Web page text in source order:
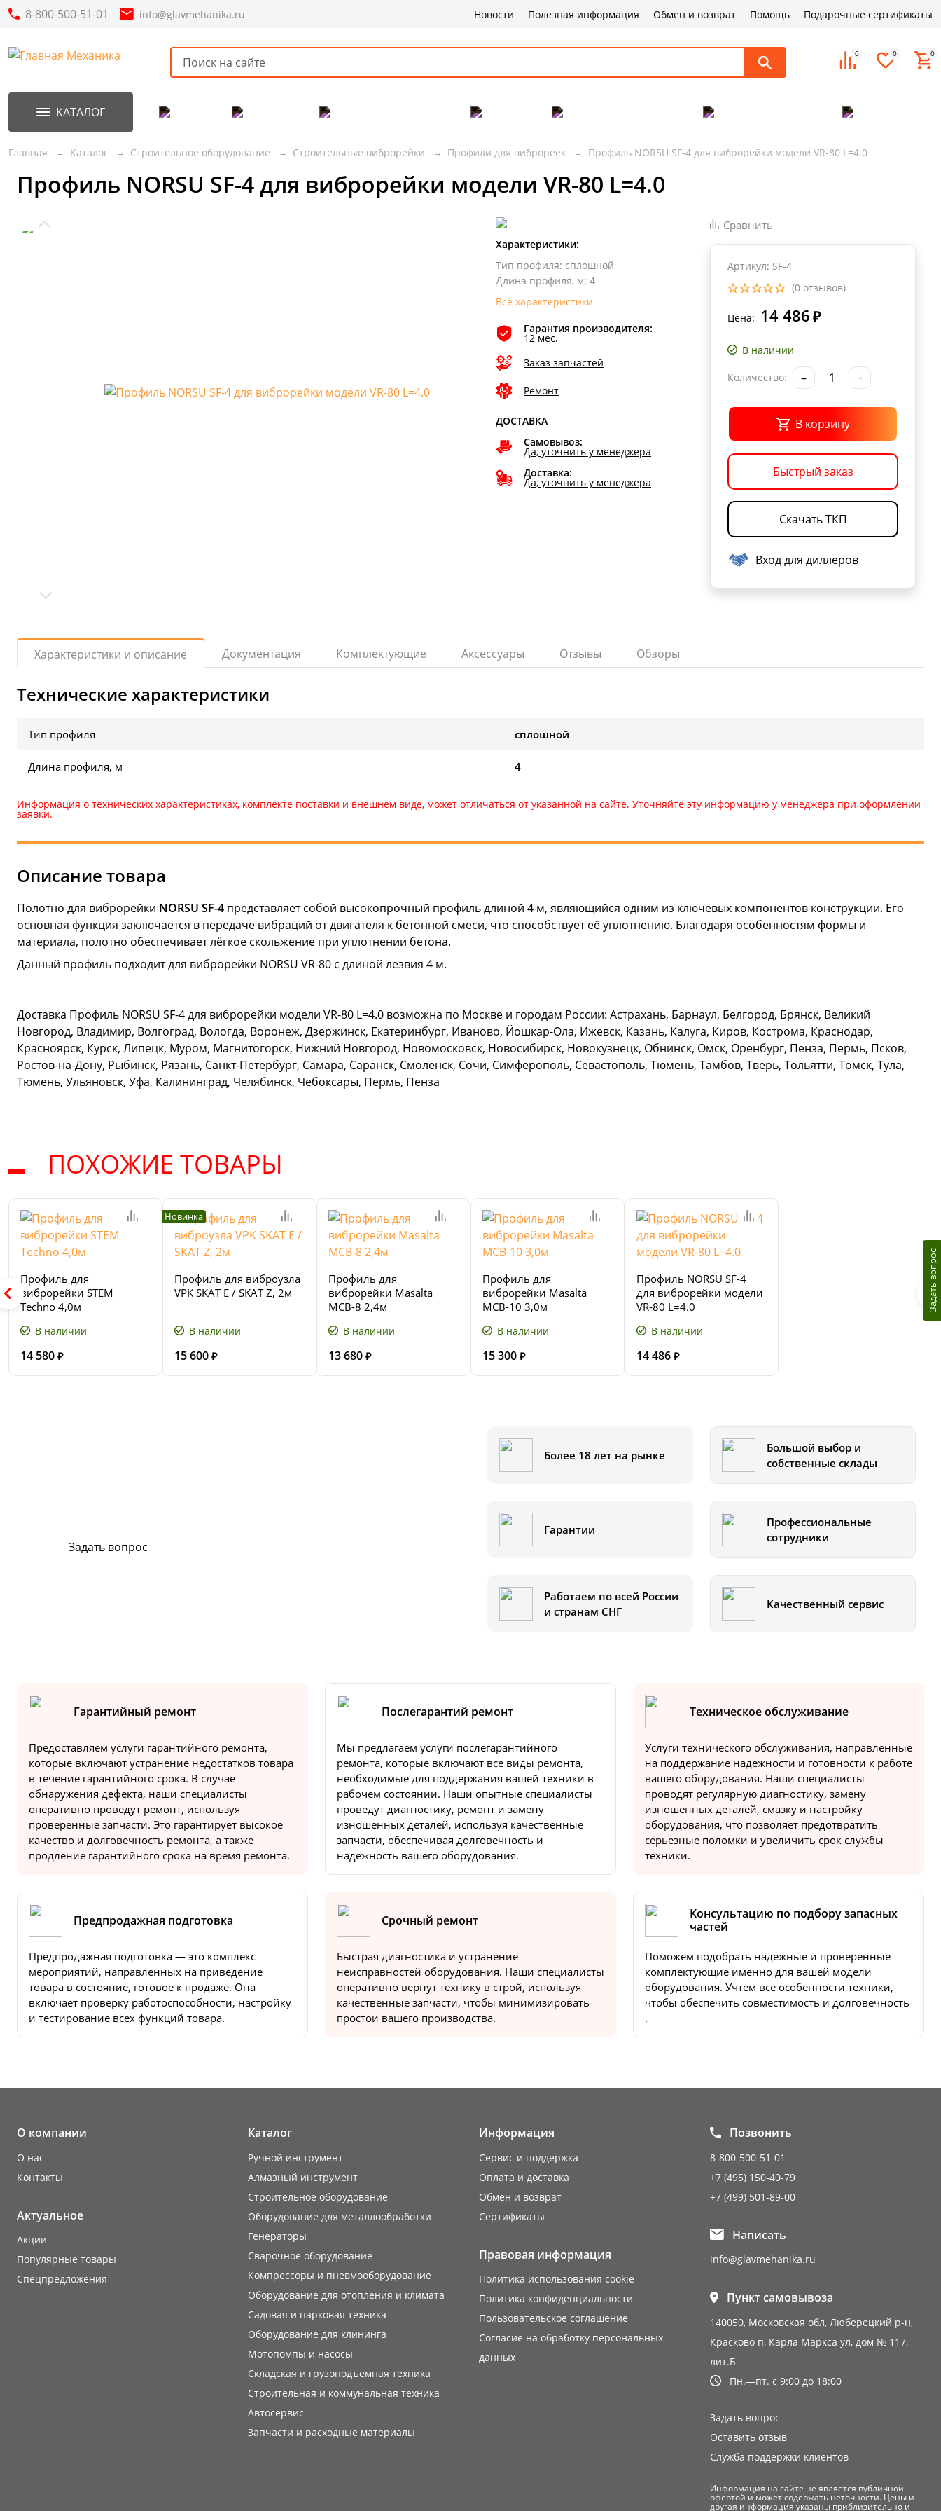
8-800-500-51-01 info@glavmehanika.ru Новости Полезная информация Обмен и возврат Помощь Подарочные сертификаты
0 0 0
КАТАЛОГ
Главная Каталог Строительное оборудование Строительные виброрейки Профили для виброреек Профиль NORSU SF-4 для виброрейки модели VR-80 L=4.0
Профиль NORSU SF-4 для виброрейки модели VR-80 L=4.0
Характеристики:
Тип профиля: сплошной
Длина профиля, м: 4
Все характеристики
Гарантия производителя:
12 мес.
Заказ запчастей
Ремонт
ДОСТАВКА
Самовывоз:
Да, уточнить у менеджера
Доставка:
Да, уточнить у менеджера
Сравнить
Артикул: SF-4
(0 отзывов)
Цена: 14 486 ₽
В наличии
Количество: – +
В корзину
Быстрый заказ
Скачать ТКП
Вход для диллеров
Характеристики и описание Документация Комплектующие Аксессуары Отзывы Обзоры
Технические характеристики
Тип профиля сплошной
Длина профиля, м 4
Информация о технических характеристиках, комплекте поставки и внешнем виде, может отличаться от указанной на сайте. Уточняйте эту информацию у менеджера при оформлении
заявки.
Описание товара
Полотно для виброрейки NORSU SF-4 представляет собой высокопрочный профиль длиной 4 м, являющийся одним из ключевых компонентов конструкции. Его
основная функция заключается в передаче вибраций от двигателя к бетонной смеси, что способствует её уплотнению. Благодаря особенностям формы и
материала, полотно обеспечивает лёгкое скольжение при уплотнении бетона.
Данный профиль подходит для виброрейки NORSU VR-80 с длиной лезвия 4 м.
Доставка Профиль NORSU SF-4 для виброрейки модели VR-80 L=4.0 возможна по Москве и городам России: Астрахань, Барнаул, Белгород, Брянск, Великий
Новгород, Владимир, Волгоград, Вологда, Воронеж, Дзержинск, Екатеринбург, Иваново, Йошкар-Ола, Ижевск, Казань, Калуга, Киров, Кострома, Краснодар,
Красноярск, Курск, Липецк, Муром, Магнитогорск, Нижний Новгород, Новомосковск, Новосибирск, Новокузнецк, Обнинск, Омск, Оренбург, Пенза, Пермь, Псков,
Ростов-на-Дону, Рыбинск, Рязань, Санкт-Петербург, Самара, Саранск, Смоленск, Сочи, Симферополь, Севастополь, Тюмень, Тамбов, Тверь, Тольятти, Томск, Тула,
Тюмень, Ульяновск, Уфа, Калининград, Челябинск, Чебоксары, Пермь, Пенза
ПОХОЖИЕ ТОВАРЫ
Профиль для
виброрейки STEM
Techno 4,0м
В наличии
14 580 ₽
Новинка
Профиль для виброузла
VPK SKAT E / SKAT Z, 2м
В наличии
15 600 ₽
Профиль для
виброрейки Masalta
MCB-8 2,4м
В наличии
13 680 ₽
Профиль для
виброрейки Masalta
MCB-10 3,0м
В наличии
15 300 ₽
Профиль NORSU SF-4
для виброрейки модели
VR-80 L=4.0
В наличии
14 486 ₽
Задать вопрос
Более 18 лет на рынке
Большой выбор и
собственные склады
Гарантии
Профессиональные
сотрудники
Работаем по всей России
и странам СНГ
Качественный сервис
Гарантийный ремонт
Предоставляем услуги гарантийного ремонта,
которые включают устранение недостатков товара
в течение гарантийного срока. В случае
обнаружения дефекта, наши специалисты
оперативно проведут ремонт, используя
проверенные запчасти. Это гарантирует высокое
качество и долговечность ремонта, а также
продление гарантийного срока на время ремонта.
Послегарантий ремонт
Мы предлагаем услуги послегарантийного
ремонта, которые включают все виды ремонта,
необходимые для поддержания вашей техники в
рабочем состоянии. Наши опытные специалисты
проведут диагностику, ремонт и замену
изношенных деталей, используя качественные
запчасти, обеспечивая долговечность и
надежность вашего оборудования.
Техническое обслуживание
Услуги технического обслуживания, направленные
на поддержание надежности и готовности к работе
вашего оборудования. Наши специалисты
проводят регулярную диагностику, замену
изношенных деталей, смазку и настройку
оборудования, что позволяет предотвратить
серьезные поломки и увеличить срок службы
техники.
Предпродажная подготовка
Предпродажная подготовка — это комплекс
мероприятий, направленных на приведение
товара в состояние, готовое к продаже. Она
включает проверку работоспособности, настройку
и тестирование всех функций товара.
Срочный ремонт
Быстрая диагностика и устранение
неисправностей оборудования. Наши специалисты
оперативно вернут технику в строй, используя
качественные запчасти, чтобы минимизировать
простои вашего производства.
Консультацию по подбору запасных
частей
Поможем подобрать надежные и проверенные
комплектующие именно для вашей модели
оборудования. Учтем все особенности техники,
чтобы обеспечить совместимость и долговечность
.
О компании
О нас
Контакты
Актуальное
Акции
Популярные товары
Cпецпредложения
Каталог
Ручной инструмент
Алмазный инструмент
Строительное оборудование
Оборудование для металлообработки
Генераторы
Сварочное оборудование
Компрессоры и пневмооборудование
Оборудование для отопления и климата
Садовая и парковая техника
Оборудование для клининга
Мотопомпы и насосы
Складская и грузоподъемная техника
Строительная и коммунальная техника
Автосервис
Запчасти и расходные материалы
Информация
Сервис и поддержка
Оплата и доставка
Обмен и возврат
Сертификаты
Правовая информация
Политика использования cookie
Политика конфиденциальности
Пользовательское соглашение
Согласие на обработку персональных
данных
Позвонить
8-800-500-51-01
+7 (495) 150-40-79
+7 (499) 501-89-00
Написать
info@glavmehanika.ru
Пункт самовывоза
140050, Московская обл, Люберецкий р-н,
Красково п, Карла Маркса ул, дом № 117,
лит.Б
Пн.—пт. с 9:00 до 18:00
Задать вопрос
Оставить отзыв
Служба поддержки клиентов
Информация на сайте не является публичной
офертой и может содержать неточности. Цены и
другая информация указаны приблизительно и
Задать вопрос